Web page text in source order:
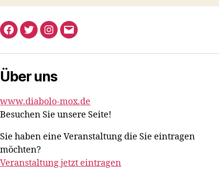
Facebook
TwitterInstagram
E-
Über uns
www.diabolo-mox.de
Besuchen Sie unsere Seite!
Sie haben eine Veranstaltung die Sie eintragen
möchten?
Veranstaltung jetzt eintragen